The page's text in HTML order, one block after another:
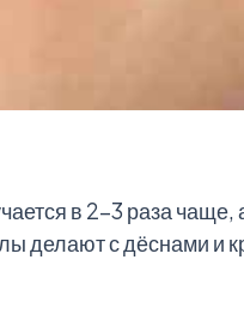
в 2–3 раза
делают с дёснами и